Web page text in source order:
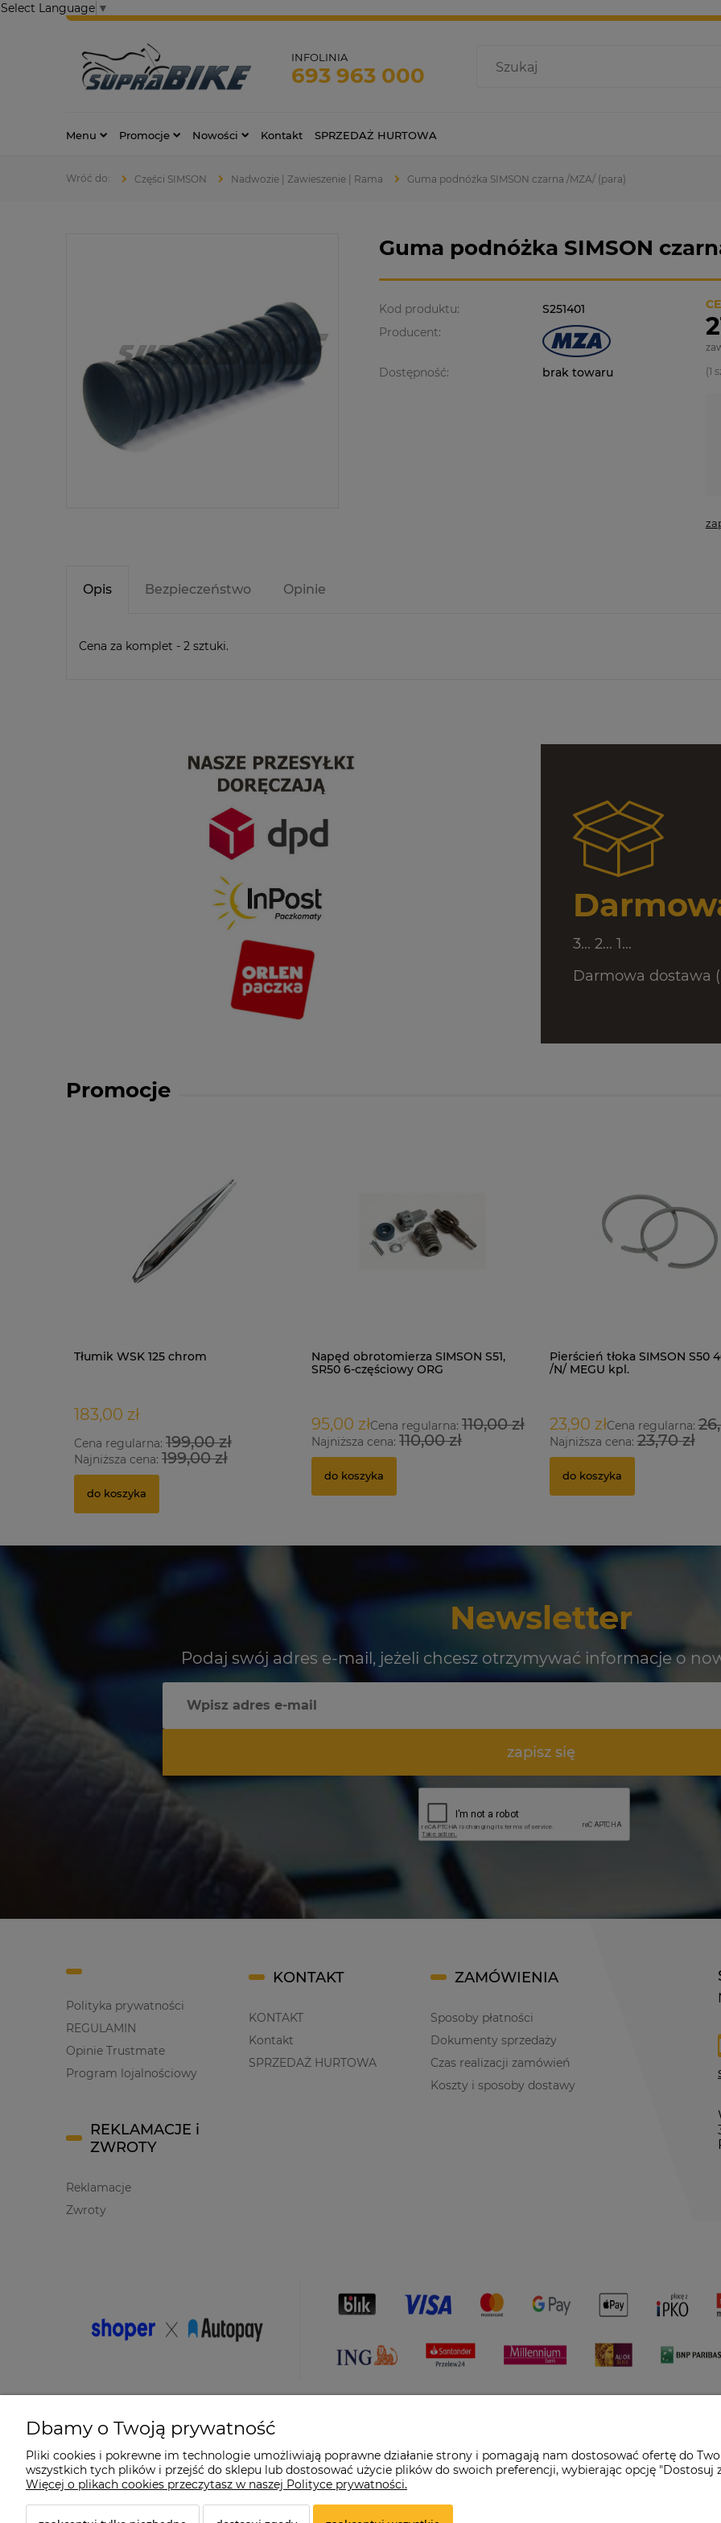
Select Language ▼
INFOLINIA
693 963 000
Menu Promocje Nowości Kontakt SPRZEDAŻ HURTOWA
Części SIMSON Nadwozie | Zawieszenie | Rama Guma podnóżka SIMSON czarna /MZA/ (para)
Guma podnóżka SIMSON
Kod produktu:
S251401
Producent:
Dostępność: brak towaru
(1
Opis Bezpieczeństwo Opinie
Cena za komplet - 2 sztuki.
3... 2... 1...
Darmowa dostawa
Promocje
Tłumik WSK 125 chrom
183,00 zł
Cena regularna: 199,00 zł
Najniższa cena: 199,00 zł
do koszyka
Napęd obrotomierza SIMSON S51,
SR50 6-częściowy ORG
95,00 złCena regularna:110,00 zł
Najniższa cena:110,00 zł
do koszyka
Pierścień tłoka SIMSON S50
/N/ MEGU kpl.
23,90 złCena regularna:
Najniższa cena:23,70 zł
do koszyka
Newsletter
Podaj swój adres e-mail, jeżeli chcesz otrzymywać informacje o
zapisz się
Polityka prywatności
REGULAMIN
Opinie Trustmate
Program lojalnościowy
KONTAKT
KONTAKT
Kontakt
SPRZEDAŻ HURTOWA
ZAMÓWIENIA
Sposoby płatności
Dokumenty sprzedaży
Czas realizacji zamówień
Koszty i sposoby dostawy
REKLAMACJE i
ZWROTY
Reklamacje
Zwroty
© 2026 suprabike.pl. Wszelkie prawa zastrzeżone.
Dbamy o Twoją prywatność
Pliki cookies i pokrewne im technologie umożliwiają poprawne działanie strony i pomagają nam dostosować ofertę do
wszystkich tych plików i przejść do sklepu lub dostosować użycie plików do swoich preferencji, wybierając opcję "Dostosuj
Więcej o plikach cookies przeczytasz w naszej Polityce prywatności.